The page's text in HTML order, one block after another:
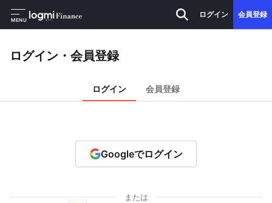
MENU
ログイン 会員登録
ログイン・会員登録
ログイン 会員登録
Googleでログイン
または